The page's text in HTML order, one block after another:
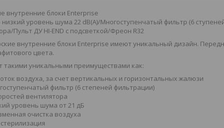
внутренние блоки Enterprise
уровень шума 22 dB(A)/Многоступенчатый фильтр (6
Пульт ДУ HI-END с подсветкой/Фреон R32
внутренние блоки Enterprise имеют уникальный дизайн.
цвета.
такими уникальными преимуществами как:
воздуха, за счет вертикальных и горизонтальных жалюзи
фильтр (6 степеней фильтрации)
вентилятора
уровень шума от 21 дБ
очистка воздуха
стерилизация